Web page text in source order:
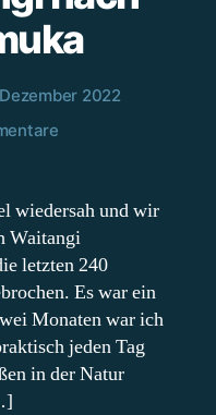
2022
zu
Nordinsel
Von
Waitangi
nach
Mangamuka
wiedersah und wir
Waitangi
letzten 240
Es war ein
Monaten war ich
jeden Tag
in der Natur